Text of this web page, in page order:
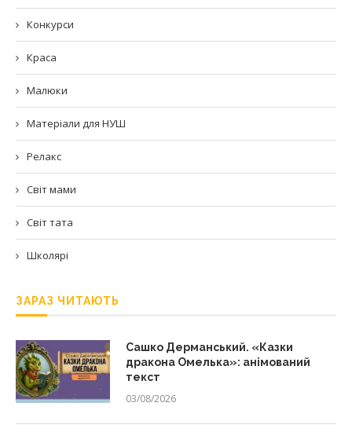
Конкурси
Краса
Малюки
Матеріали для НУШ
Релакс
Світ мами
Світ тата
Школярі
ЗАРАЗ ЧИТАЮТЬ
Сашко Дерманський. «Казки
дракона Омелька»: анімований
текст
03/08/2026